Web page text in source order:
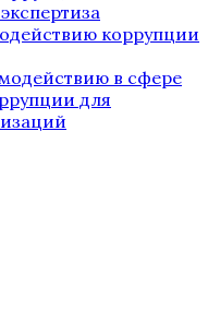
коррупции
в сфере
для